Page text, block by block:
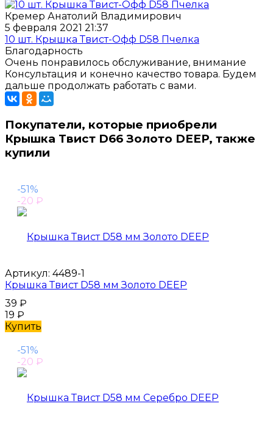
Кремер Анатолий Владимирович
5 февраля 2021 21:37
10 шт. Крышка Твист-Офф D58 Пчелка
Благодарность
Очень понравилось обслуживание, внимание
Консультация и конечно качество товара. Будем
дальше продолжать работать с вами.
Покупатели, которые приобрели
Крышка Твист D66 Золото DEEP, также
купили
-51%
-20 ₽
Артикул: 4489-1
Крышка Твист D58 мм Золото DEEP
39 ₽
19 ₽
Купить
-51%
-20 ₽